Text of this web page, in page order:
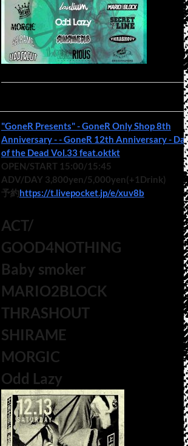
"GoneR Presents" - GoneR Only Shop 8th
Anniversary - - GoneR 12th Anniversary - Day
of the Dead Vol.33 feat.oktkt
OPEN/START 15:00/15:45
ADV/DAY 3,800yen/5,000yen(+1Drink)
予約https://t.livepocket.jp/e/xuv8b
ACT/
GOOD4NOTHING
Baby smoker
MARIO2BLOCK
THRASHOUT
SHIRAME
MORGIC
Odd Lazy